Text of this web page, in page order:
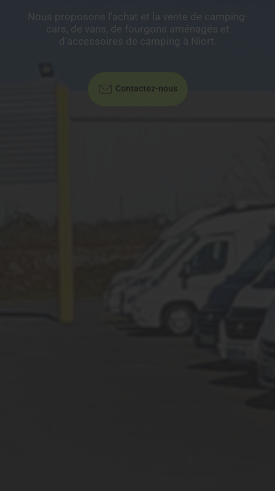
Nous proposons l'achat et la vente de camping-
cars, de vans, de fourgons aménagés et
d'accessoires de camping à Niort.
Contactez-nous